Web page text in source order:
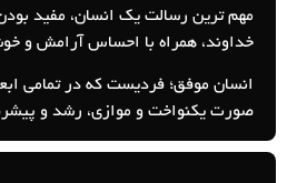
مهم ترین رسالت یک انسان، مفید
خداوند، همراه با احساس آرامش و
انسان موفق؛ فردیست که در تمامی
صورت یکنواخت و موازی، رشد و